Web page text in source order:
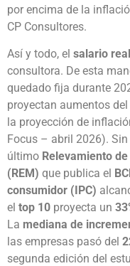
por encima de la
CP Consultores.
Así y todo, el salario
consultora. De esta
quedado fija durante
proyectan aumentos del
la proyección de
Focus – abril 2026).
último Relevamiento
(REM) que publica el
consumidor (IPC)
el top 10 proyecta un
La mediana de
las empresas pasó del
segunda edición del